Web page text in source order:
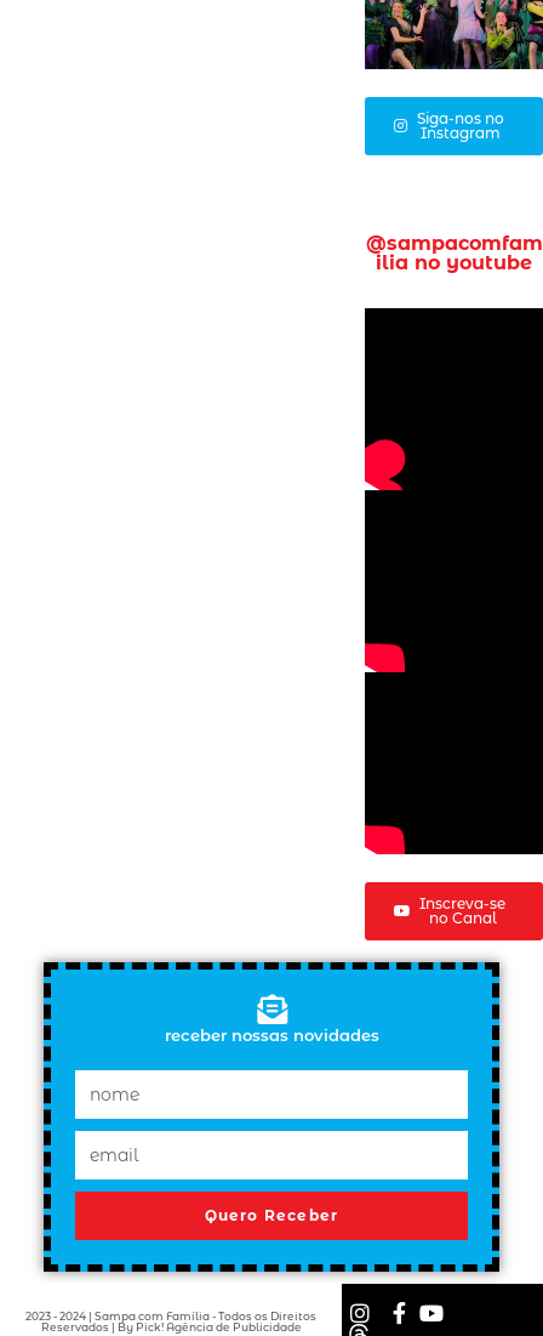
Siga-nos no
Instagram
@sampacomfam
ilia no youtube
Inscreva-se
no Canal
receber nossas novidades
Quero Receber
2023 - 2024 | Sampa com Família - Todos os Direitos
Reservados | By Pick! Agência de Publicidade